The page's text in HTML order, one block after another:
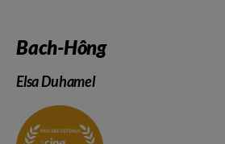
Bach-Hông
Elsa Duhamel